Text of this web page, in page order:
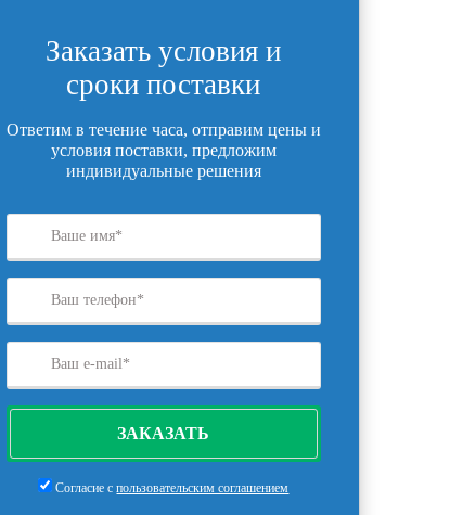
Заказать условия и
сроки поставки
Ответим в течение часа, отправим цены и
условия поставки, предложим
индивидуальные решения
ЗАКАЗАТЬ
Согласие спользовательским соглашением